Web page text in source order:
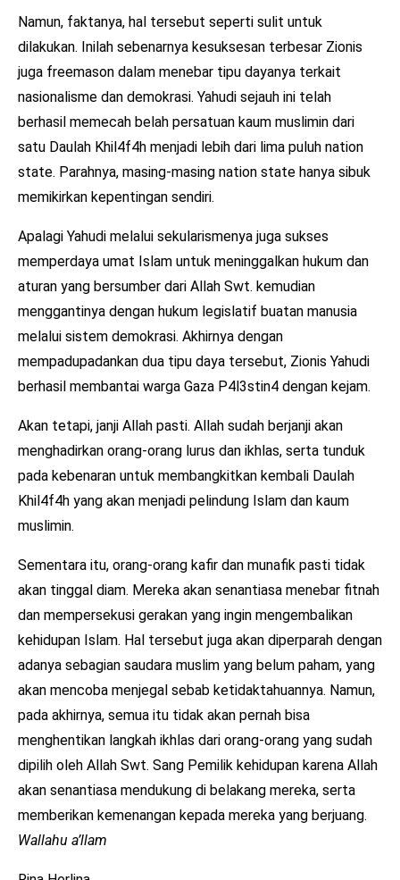
Namun, faktanya, hal tersebut seperti sulit untuk
dilakukan. Inilah sebenarnya kesuksesan terbesar Zionis
juga freemason dalam menebar tipu dayanya terkait
nasionalisme dan demokrasi. Yahudi sejauh ini telah
berhasil memecah belah persatuan kaum muslimin dari
satu Daulah Khil4f4h menjadi lebih dari lima puluh nation
state. Parahnya, masing-masing nation state hanya sibuk
memikirkan kepentingan sendiri.
Apalagi Yahudi melalui sekularismenya juga sukses
memperdaya umat Islam untuk meninggalkan hukum dan
aturan yang bersumber dari Allah Swt. kemudian
menggantinya dengan hukum legislatif buatan manusia
melalui sistem demokrasi. Akhirnya dengan
mempadupadankan dua tipu daya tersebut, Zionis Yahudi
berhasil membantai warga Gaza P4l3stin4 dengan kejam.
Akan tetapi, janji Allah pasti. Allah sudah berjanji akan
menghadirkan orang-orang lurus dan ikhlas, serta tunduk
pada kebenaran untuk membangkitkan kembali Daulah
Khil4f4h yang akan menjadi pelindung Islam dan kaum
muslimin.
Sementara itu, orang-orang kafir dan munafik pasti tidak
akan tinggal diam. Mereka akan senantiasa menebar fitnah
dan mempersekusi gerakan yang ingin mengembalikan
kehidupan Islam. Hal tersebut juga akan diperparah dengan
adanya sebagian saudara muslim yang belum paham, yang
akan mencoba menjegal sebab ketidaktahuannya. Namun,
pada akhirnya, semua itu tidak akan pernah bisa
menghentikan langkah ikhlas dari orang-orang yang sudah
dipilih oleh Allah Swt. Sang Pemilik kehidupan karena Allah
akan senantiasa mendukung di belakang mereka, serta
memberikan kemenangan kepada mereka yang berjuang.
Wallahu a’llam